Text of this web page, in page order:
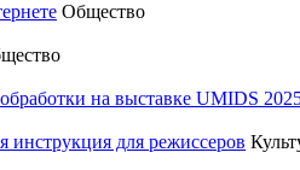
Общество
на выставке UMIDS
инструкция для режиссеров